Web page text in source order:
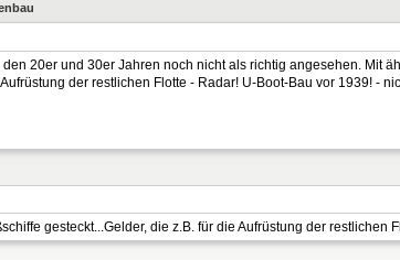
20er und 30er Jahren noch nicht als richtig angesehen. Mit
der restlichen Flotte - Radar! U-Boot-Bau vor 1939! -
gesteckt...Gelder, die z.B. für die Aufrüstung der